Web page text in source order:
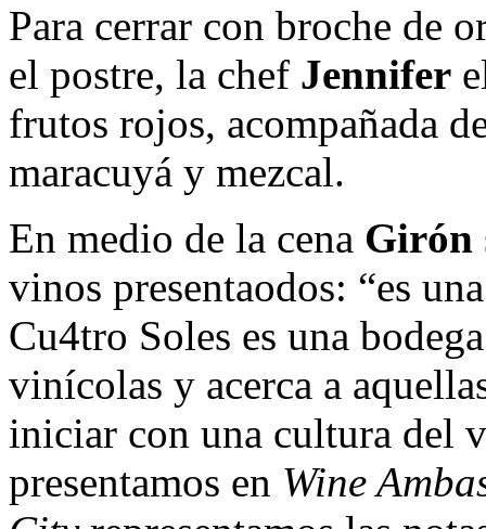
Para cerrar con broche de
el postre, la chef Jennifer
frutos rojos, acompañada
maracuyá y mezcal.
En medio de la cena Girón
vinos presentaodos: “es
Cu4tro Soles es una
vinícolas y acerca a
iniciar con una cultura del
presentamos en Wine